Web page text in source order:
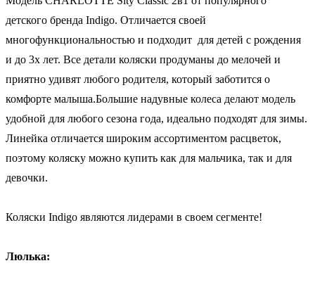
детского бренда Indigo. Отличается своей
многофункциональностью и подходит для детей с рождения
и до 3х лет. Все детали коляски продуманы до мелочей и
приятно удивят любого родителя, который заботится о
комфорте малыша.Большие надувные колеса делают модель
удобной для любого сезона года, идеально подходят для зимы.
Линейка отличается широким ассортиментом расцветок,
поэтому коляску можно купить как для мальчика, так и для
девочки.
Коляски Indigo являются лидерами в своем сегменте!
Люлька: